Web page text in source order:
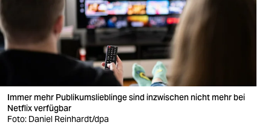
nord
wahrheit
verlag
verlag
Immer mehr Publikumslieblinge sind inzwischen nicht mehr bei
Netflix verfügbar
Foto: Daniel Reinhardt/dpa